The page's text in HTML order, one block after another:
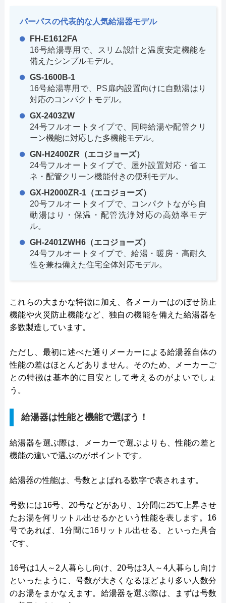
パーパスの代表的な人気給湯器モデル
FH-E1612FA
16号給湯専用で、スリム設計と温度安定機能を
備えたシンプルモデル。
GS-1600B-1
16号給湯専用で、PS扉内設置向けに自動湯はり
対応のコンパクトモデル。
GX-2403ZW
24号フルオートタイプで、同時給湯や配管クリ
ーン機能に対応した多機能モデル。
GN-H2400ZR（エコジョーズ）
24号フルオートタイプで、屋外設置対応・省エ
ネ・配管クリーン機能付きの便利モデル。
GX-H2000ZR-1（エコジョーズ）
20号フルオートタイプで、コンパクトながら自
動湯はり・保温・配管洗浄対応の高効率モデ
ル。
GH-2401ZWH6（エコジョーズ）
24号フルオートタイプで、給湯・暖房・高耐久
性を兼ね備えた住宅全体対応モデル。
これらの大まかな特徴に加え、各メーカーはのぼせ防止
機能や火災防止機能など、独自の機能を備えた給湯器を
多数製造しています。
ただし、最初に述べた通りメーカーによる給湯器自体の
性能の差はほとんどありません。そのため、メーカーご
との特徴は基本的に目安として考えるのがよいでしょ
う。
給湯器は性能と機能で選ぼう！
給湯器を選ぶ際は、メーカーで選ぶよりも、性能の差と
機能の違いで選ぶのがポイントです。
給湯器の性能は、号数とよばれる数字で表されます。
号数には16号、20号などがあり、1分間に25℃上昇させ
たお湯を何リットル出せるかという性能を表します。16
号であれば、1分間に16リットル出せる、といった具合
です。
16号は1人～2人暮らし向け、20号は3人～4人暮らし向け
といったように、号数が大きくなるほどより多い人数分
のお湯をまかなえます。給湯器を選ぶ際は、まずは号数